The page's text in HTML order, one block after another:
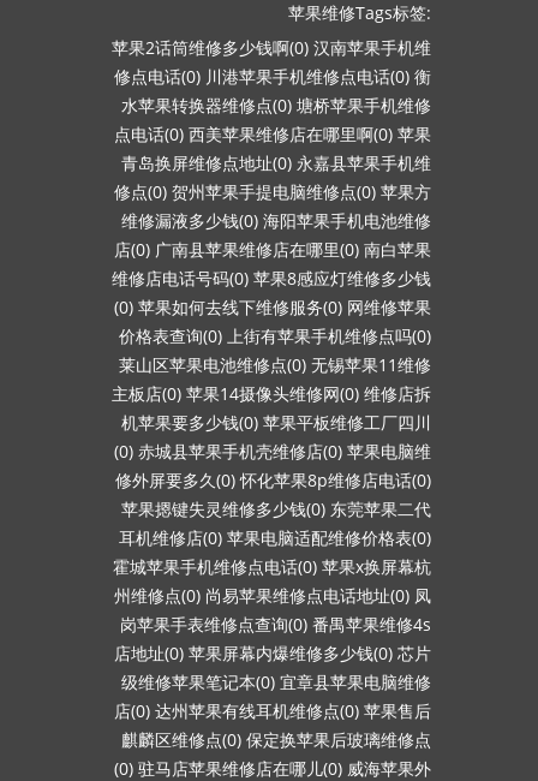
苹果维修Tags标签:
苹果2话筒维修多少钱啊(0) 汉南苹果手机维
修点电话(0) 川港苹果手机维修点电话(0) 衡
水苹果转换器维修点(0) 塘桥苹果手机维修
点电话(0) 西美苹果维修店在哪里啊(0) 苹果
青岛换屏维修点地址(0) 永嘉县苹果手机维
修点(0) 贺州苹果手提电脑维修点(0) 苹果方
维修漏液多少钱(0) 海阳苹果手机电池维修
店(0) 广南县苹果维修店在哪里(0) 南白苹果
维修店电话号码(0) 苹果8感应灯维修多少钱
(0) 苹果如何去线下维修服务(0) 网维修苹果
价格表查询(0) 上街有苹果手机维修点吗(0)
莱山区苹果电池维修点(0) 无锡苹果11维修
主板店(0) 苹果14摄像头维修网(0) 维修店拆
机苹果要多少钱(0) 苹果平板维修工厂四川
(0) 赤城县苹果手机壳维修店(0) 苹果电脑维
修外屏要多久(0) 怀化苹果8p维修店电话(0)
苹果摁键失灵维修多少钱(0) 东莞苹果二代
耳机维修店(0) 苹果电脑适配维修价格表(0)
霍城苹果手机维修点电话(0) 苹果x换屏幕杭
州维修点(0) 尚易苹果维修点电话地址(0) 凤
岗苹果手表维修点查询(0) 番禺苹果维修4s
店地址(0) 苹果屏幕内爆维修多少钱(0) 芯片
级维修苹果笔记本(0) 宜章县苹果电脑维修
店(0) 达州苹果有线耳机维修点(0) 苹果售后
麒麟区维修点(0) 保定换苹果后玻璃维修点
(0) 驻马店苹果维修店在哪儿(0) 威海苹果外